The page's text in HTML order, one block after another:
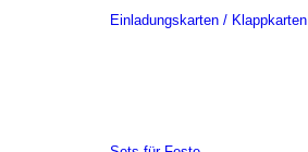
Einladungskarten / Klappkarten